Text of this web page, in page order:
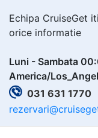
Echipa CruiseGet
orice informatie
Luni - Sambata
America/
031 631 1770